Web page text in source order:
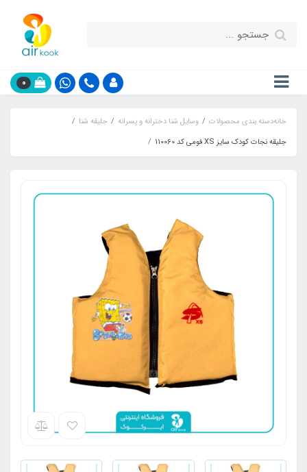
0
خانهدسته بندی محصولات وسایل شنا دخترانه و پسرانه
جلیقه شنا
جلیقه نجات کودک سایز XS فومی کد 110060